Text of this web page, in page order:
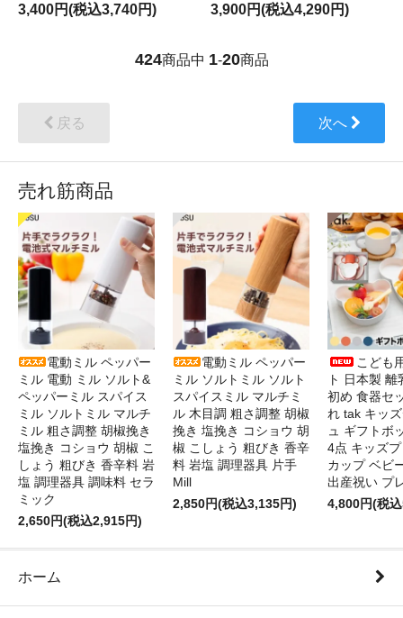
3,400円(税込3,740円)
3,900円(税込4,290円)
424商品中 1-20商品
戻る 次へ
売れ筋商品
電動ミル ペッパー
ミル 電動 ミル ソルト&
ペッパーミル スパイス
ミル ソルトミル マルチ
ミル 粗さ調整 胡椒挽き
塩挽き コショウ 胡椒 こ
しょう 粗びき 香辛料 岩
塩 調理器具 調味料 セラ
ミック
2,650円(税込2,915円)
電動ミル ペッパー
ミル ソルトミル ソルト
スパイスミル マルチミ
ル 木目調 粗さ調整 胡椒
挽き 塩挽き コショウ 胡
椒 こしょう 粗びき 香辛
料 岩塩 調理器具 片手
Mill
2,850円(税込3,135円)
こども
ト 日本製
初め 食器セ
れ tak キッ
ュ ギフトボ
4点 キッズ
カップ ベビ
出産祝い プ
4,800円(税
ホーム